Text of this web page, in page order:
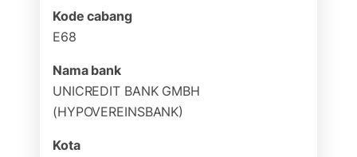
Kode cabang
E68
Nama bank
UNICREDIT BANK GMBH
(HYPOVEREINSBANK)
Kota